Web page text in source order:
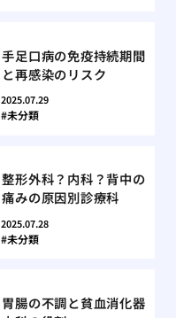
手足口病の免疫持続期間
と再感染のリスク
2025.07.29
未分類
整形外科？内科？背中の
痛みの原因別診療科
2025.07.28
未分類
胃腸の不調と貧血消化器